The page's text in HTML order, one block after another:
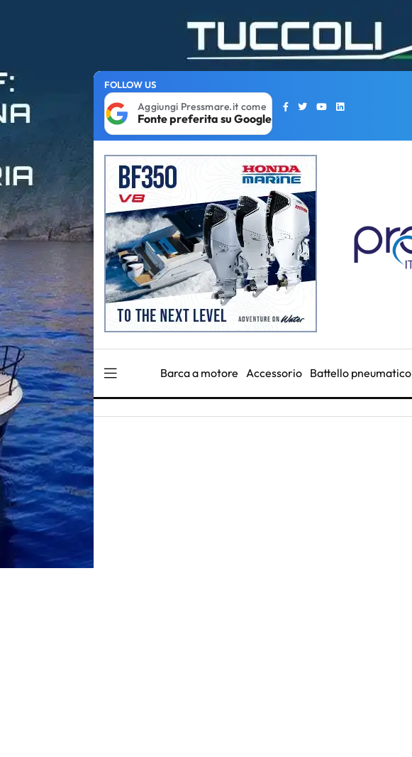
FOLLOW US
Aggiungi Pressmare.it come
Fonte preferita su Google
Barca a motore Accessorio Battello pneumatico